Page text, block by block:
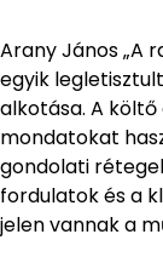
Arany János „A
egyik
alkotása. A költő
mondatokat
gondolati
fordulatok és a
jelen vannak a